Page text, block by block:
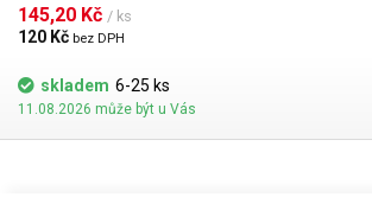
Nabízíme nástavce se dvěma tuhostmi štětce; pro
hustší kapaliny je vhodnější štětec s tužšími a
jsou všechny dispenzní nástavce vyrobeny ve
145,20 Kč / ks
120 Kč bez DPH
skladem 6-25 ks
11.08.2026 může být u Vás